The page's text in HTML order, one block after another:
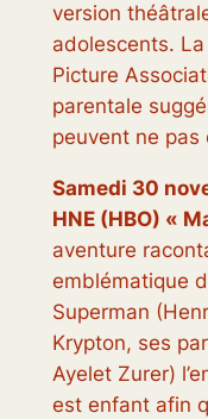
version
adolescents.
Picture
parentale
peuvent ne pas
Samedi 30
HNE (HBO) «
aventure
emblématique
Superman
Krypton, ses
Ayelet Zurer)
est enfant afin